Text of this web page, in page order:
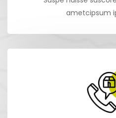
ametcipsum